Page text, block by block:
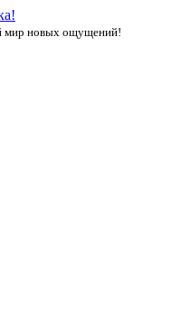
мир новых ощущений!